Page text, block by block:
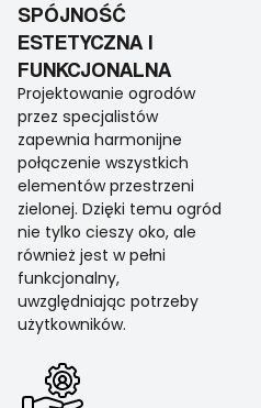
SPÓJNOŚĆ
ESTETYCZNA I
FUNKCJONALNA
Projektowanie ogrodów
przez specjalistów
zapewnia harmonijne
połączenie wszystkich
elementów przestrzeni
zielonej. Dzięki temu ogród
nie tylko cieszy oko, ale
również jest w pełni
funkcjonalny,
uwzględniając potrzeby
użytkowników.